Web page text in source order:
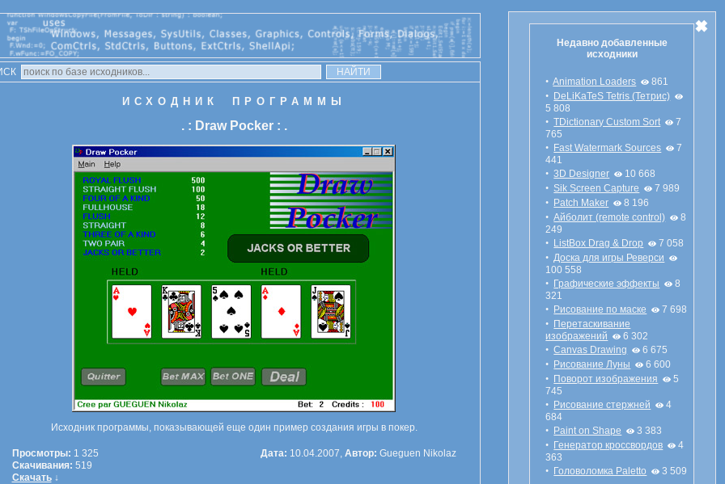
Недавно добавленные
исходники
• Animation Loaders
861
• DeLiKaTeS Tetris (Тетрис)
5 808
• TDictionary Custom Sort
7
765
• Fast Watermark Sources
7
441
• 3D Designer
10 668
• Sik Screen Capture
7 989
• Patch Maker
8 196
• Айболит (remote control)
8
249
• ListBox Drag & Drop
7 058
• Доска для игры Реверси
100 558
• Графические эффекты
8
321
• Рисование по маске
7 698
• Перетаскивание
изображений
6 302
• Canvas Drawing
6 675
• Рисование Луны
6 600
• Поворот изображения
5
745
• Рисование стержней
4
684
• Paint on Shape
3 383
• Генератор кроссвордов
4
363
• Головоломка Paletto 3 509
ИСХОДНИК ПРОГРАММЫ
. : Draw Pocker : .
Исходник программы, показывающей еще один пример создания игры в покер.
Просмотры: 1 325 Дата: 10.04.2007, Автор: Gueguen Nikolaz
Скачивания: 519
Скачать↓